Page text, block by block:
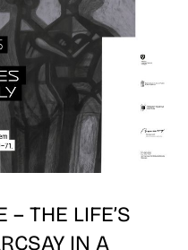
– THE LIFE’S
IN A